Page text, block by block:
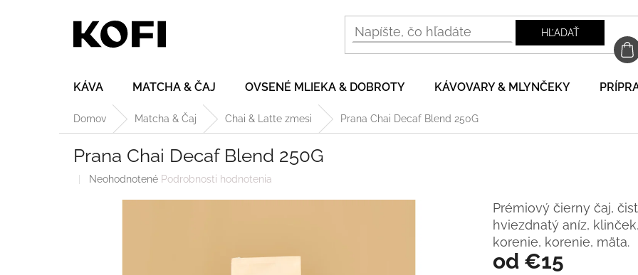
HĽADAŤ
KÁVA MATCHA & ČAJ OVSENÉ MLIEKA & DOBROTY KÁVOVARY & MLYNČEKY
Domov Matcha & Čaj Chai & Latte zmesi Prana Chai Decaf Blend 250G
Prana Chai Decaf Blend 250G
Priemerné
Neohodnotené Podrobnosti hodnotenia
od €15
Prémiový čierny čaj,
hviezdnatý aníz,
korenie, korenie, mäta.